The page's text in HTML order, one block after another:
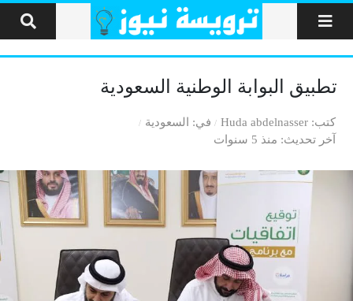
التخطي إلى المحتوى
تطبيق البوابة الوطنية السعودية
كتب Huda abdelnasser في السعودية
آخر تحديث منذ 5 سنوات